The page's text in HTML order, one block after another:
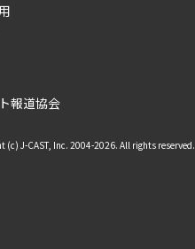
報道協会
(c) J-CAST, Inc. 2004-2026. All rights reserved.